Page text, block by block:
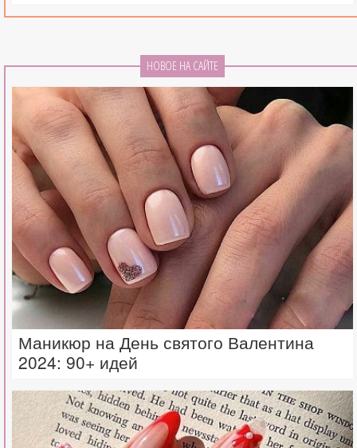
НОВОЕ НА САЙТЕ
Маникюр на День святого Валентина
2024: 90+ идей